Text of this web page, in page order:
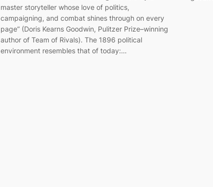
master storyteller whose love of politics,
campaigning, and combat shines through on every
page” (Doris Kearns Goodwin, Pulitzer Prize–winning
author of Team of Rivals). The 1896 political
environment resembles that of today:…